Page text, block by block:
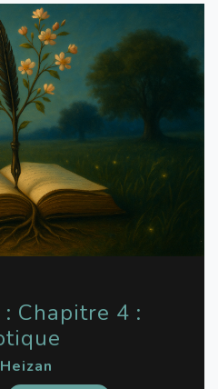
Chapitre 4 :
Heizan